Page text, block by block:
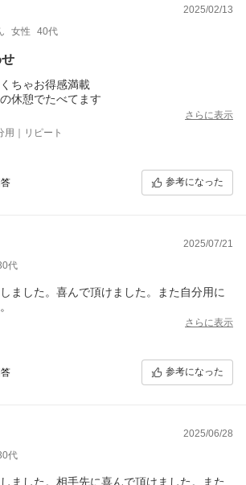
2025/02/13
女性 40代
ちゃお得感満載
休憩でたべてます
さらに表示
用｜リピート
参考になった
2025/07/21
代
ました。喜んで頂けました。また自分用に
さらに表示
参考になった
2025/06/28
代
ました。相手先に喜んで頂けました。また